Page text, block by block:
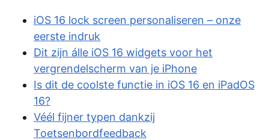
iOS 16 lock screen personaliseren – onze
eerste indruk
Dit zijn álle iOS 16 widgets voor het
vergrendelscherm van je iPhone
Is dit de coolste functie in iOS 16 en iPadOS
16?
Véél fijner typen dankzij
Toetsenbordfeedback